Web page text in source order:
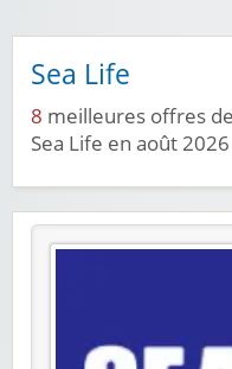
Sea Life
8 meilleures offres
Sea Life en août 2026